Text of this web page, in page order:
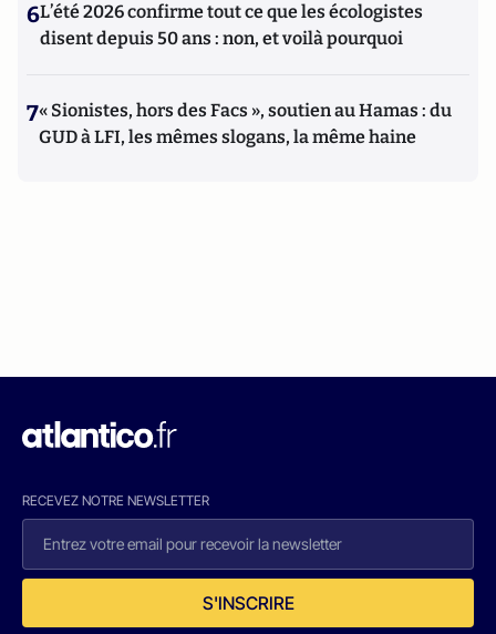
6L’été 2026 confirme tout ce que les écologistes
disent depuis 50 ans : non, et voilà pourquoi
7« Sionistes, hors des Facs », soutien au Hamas : du
GUD à LFI, les mêmes slogans, la même haine
RECEVEZ NOTRE NEWSLETTER
S'INSCRIRE